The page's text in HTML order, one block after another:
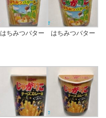
はちみつバター はちみつバター